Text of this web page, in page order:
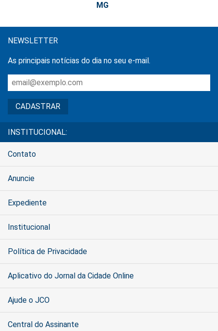
MG
NEWSLETTER
As principais notícias do dia no seu e-mail.
INSTITUCIONAL:
Contato
Anuncie
Expediente
Institucional
Política de Privacidade
Aplicativo do Jornal da Cidade Online
Ajude o JCO
Central do Assinante